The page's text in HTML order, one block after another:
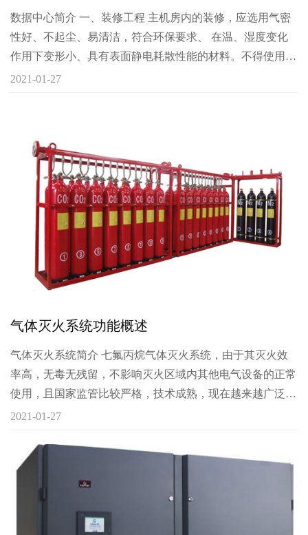
数据中心简介 一、装修工程 主机房内的装修，应选用气密
性好、不起尘、易清洁，符合环保要求、 在温、湿度变化
作用下变形小、具有表面静电耗散性能的材料。不得使用强
吸湿 性材料及未经表面改性处理的高分子绝缘材料作为面
地板的高度应根据电缆布线和空调送风要求确定。 （１）
活动地板下空间只作为电缆布线使用时，地板高度不宜小于
25Omm，活动地板下的地面和四壁装饰，可采用水泥砂浆
抹灰。地面材料应平整、耐磨。 （２）如既作为电缆布
线，又作为空调静压箱时，地板高度不宜小于 400mm。活
动地板下的地面和四壁装饰应采用不起尘、不易积灰、易于
清洁的材料。 楼板或地面应采取保温防潮措施，地面垫层
宜配筋， 维护结构宜采取防结露措施 。 Ａ级 B 级电子信息
采用双层固定窗，并应有良好的气密性，不间断电源系统的
2021-01-27
气体灭火系统功能概述
气体灭火系统简介 七氟丙烷气体灭火系统，由于其灭火效
率高，无毒无残留，不影响灭火区域内其他电气设备的正常
使用，且国家监管比较严格，技术成熟，现在越来越广泛的
应用于计算机房、数据机房、配电室等。可根据现场情况选
和手动两种模式，当处于自动模式下，电气按钮开关控制启
动瓶（小瓶）释放，启动气体经铜管按顺序顶开主输气管线
上各环节的通道阀门，最后到达储气瓶（大瓶），并打开储
气瓶的主阀门，灭火气体经由主输气管线输送到相应的区
域。当灭火系统自动模式失效时，也可对其进行手动启动，
2021-01-27